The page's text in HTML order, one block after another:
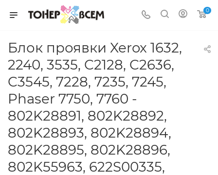
0
Блок проявки Xerox 1632,
2240, 3535, C2128, C2636,
C3545, 7228, 7235, 7245,
Phaser 7750, 7760 -
802K28891, 802K28892,
802K28893, 802K28894,
802K28895, 802K28896,
802K55963, 622S00335,